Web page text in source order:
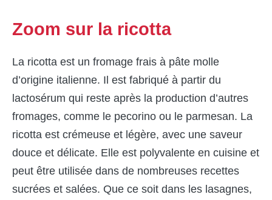
Zoom sur la ricotta
La ricotta est un fromage frais à pâte molle
d’origine italienne. Il est fabriqué à partir du
lactosérum qui reste après la production d’autres
fromages, comme le pecorino ou le parmesan. La
ricotta est crémeuse et légère, avec une saveur
douce et délicate. Elle est polyvalente en cuisine et
peut être utilisée dans de nombreuses recettes
sucrées et salées. Que ce soit dans les lasagnes,